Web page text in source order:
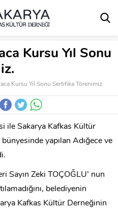
Kursu Yıl Sonu
Kursu Yıl Sonu Sertifika Törenimiz.
ile Sakarya Kafkas Kültür
yapılan Adığece ve
Sayın Zeki TOÇOĞLU’ nun
belediyenin
Kafkas Kültür Derneğinin